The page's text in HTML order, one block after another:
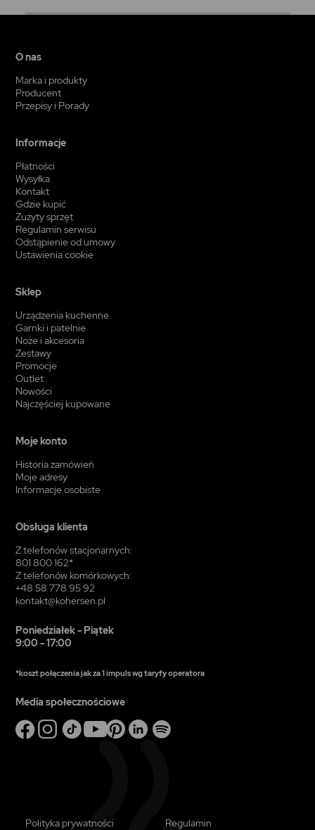
O nas
Marka i produkty
Producent
Przepisy i Porady
Informacje
Płatności
Wysyłka
Kontakt
Gdzie kupić
Zużyty sprzęt
Regulamin serwisu
Odstąpienie od umowy
Ustawienia cookie
Sklep
Urządzenia kuchenne
Garnki i patelnie
Noże i akcesoria
Zestawy
Promocje
Outlet
Nowości
Najczęściej kupowane
Moje konto
Historia zamówień
Moje adresy
Informacje osobiste
Obsługa klienta
Z telefonów stacjonarnych:
801 800 162*
Z telefonów komórkowych:
+48 58 778 95 92
kontakt@kohersen.pl
Poniedziałek - Piątek
9:00 - 17:00
*koszt połączenia jak za 1 impuls wg taryfy operatora
Media społecznościowe
Polityka prywatności Regulamin